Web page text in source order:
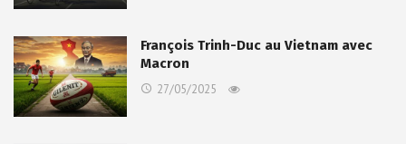
François Trinh-Duc au Vietnam avec
Macron
27/05/2025